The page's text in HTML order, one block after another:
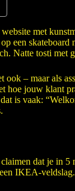
met
een
Natte tosti met
ook – maar als
hoe jouw klant
is vaak:
dat je in
IKEA-